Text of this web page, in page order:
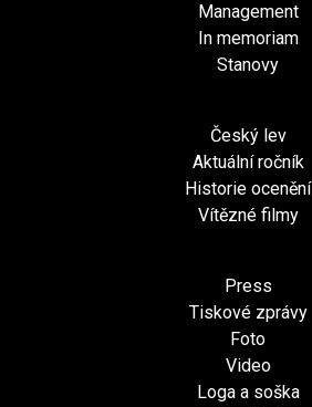
Management
In memoriam
Stanovy
Český lev
Aktuální ročník
Historie ocenění
Vítězné filmy
Press
Tiskové zprávy
Foto
Video
Loga a soška